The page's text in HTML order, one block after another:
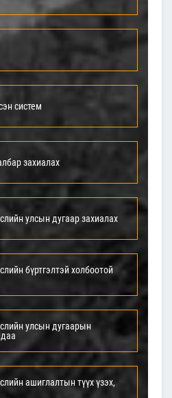
систем
захиалах
улсын дугаар захиалах
бүртгэлтэй холбоотой
улсын дугаарын
ашиглалтын түүх үзэх,